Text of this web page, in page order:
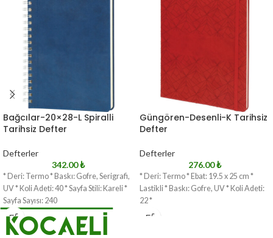
Bağcılar-20×28-L Spiralli
Tarihsiz Defter
Defterler
342.00₺
* Deri: Termo * Baskı: Gofre, Serigrafi,
UV * Koli Adeti: 40 * Sayfa Stili: Kareli *
Sayfa Sayısı: 240
Güngören-Desenli-K Tarihsiz
Defter
Defterler
276.00₺
* Deri: Termo * Ebat: 19.5 x 25 cm *
Lastikli * Baskı: Gofre, UV * Koli Adeti:
22 *